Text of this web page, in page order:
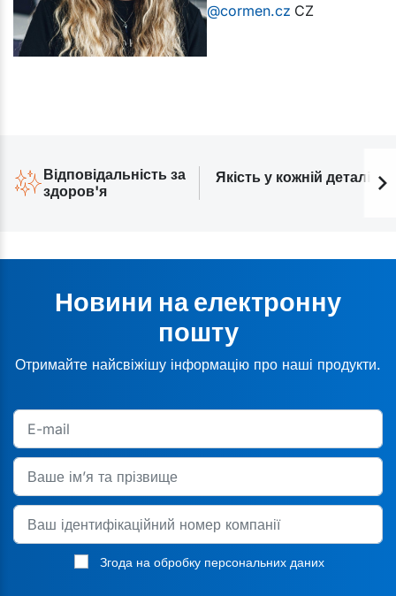
@cormen.cz CZ
Відповідальність за
здоров'я
Якість у кожній деталі
Новини на електронну
пошту
Отримайте найсвіжішу інформацію про наші продукти.
Згода на обробку персональних даних